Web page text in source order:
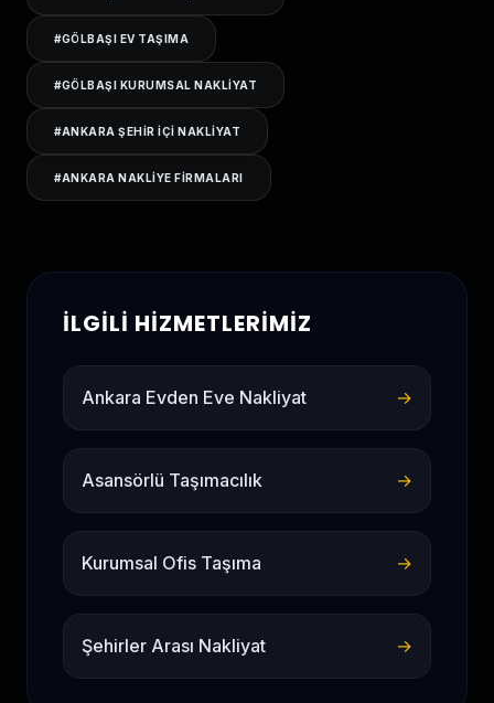
#GÖLBAŞI EV TAŞIMA
#GÖLBAŞI KURUMSAL NAKLIYAT
#ANKARA ŞEHIR IÇI NAKLIYAT
#ANKARA NAKLIYE FIRMALARI
İLGILI HIZMETLERIMIZ
Ankara Evden Eve Nakliyat →
Asansörlü Taşımacılık →
Kurumsal Ofis Taşıma →
Şehirler Arası Nakliyat →